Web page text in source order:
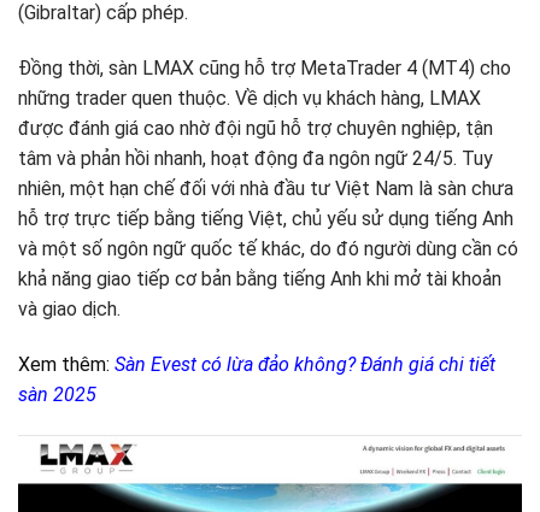
(Gibraltar) cấp phép.
Đồng thời, sàn LMAX cũng hỗ trợ MetaTrader 4 (MT4) cho
những trader quen thuộc. Về dịch vụ khách hàng, LMAX
được đánh giá cao nhờ đội ngũ hỗ trợ chuyên nghiệp, tận
tâm và phản hồi nhanh, hoạt động đa ngôn ngữ 24/5. Tuy
nhiên, một hạn chế đối với nhà đầu tư Việt Nam là sàn chưa
hỗ trợ trực tiếp bằng tiếng Việt, chủ yếu sử dụng tiếng Anh
và một số ngôn ngữ quốc tế khác, do đó người dùng cần có
khả năng giao tiếp cơ bản bằng tiếng Anh khi mở tài khoản
và giao dịch.
Xem thêm: Sàn Evest có lừa đảo không? Đánh giá chi tiết
sàn 2025